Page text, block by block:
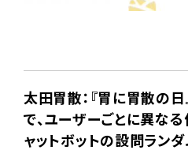
太田胃散：『胃に胃散の
で、ユーザーごとに異な
ャットボットの設問ラン